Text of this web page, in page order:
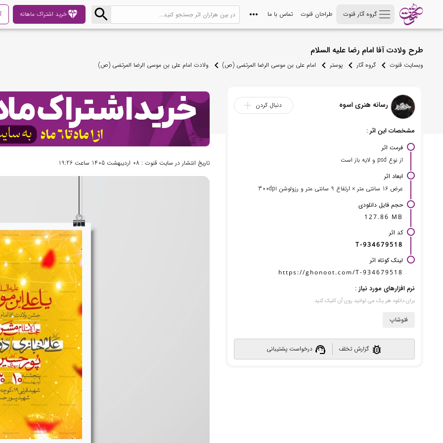
گروه آثار قنوت طراحان قنوت تماس با ما diamondخرید اشتراک ماهانه
طرح ولادت آفا امام رضا علیه السلام
وبسایت قنوت گروه آثار پوستر امام علی بن موسی الرضا المرتضی (ص) ولادت امام علی بن موسی الرضا المرتضی (ص)
تاریخ انتشار در سایت قنوت : 08 اردیبهشت 1405 ساعت 19:26
رسانه هنری اسوه دنبال کردن add
مشخصات این اثر :
فرمت اثر
از نوع psd و لایه باز است
ابعاد اثر
عرض 16 سانتی متر × ارتفاع 9 سانتی متر و رزولوشن 300dpi
حجم فایل دانلودی
127.86 MB
کد اثر
T-934679518
لینک کوتاه اثر
https://ghonoot.com/T-934679518
نرم افزارهای مورد نیاز :
برای دانلود هر یک می توانید روی آن کلیک کنید
فتوشاپ
bug_report گزارش تخلف support_agent درخواست پشتیبانی